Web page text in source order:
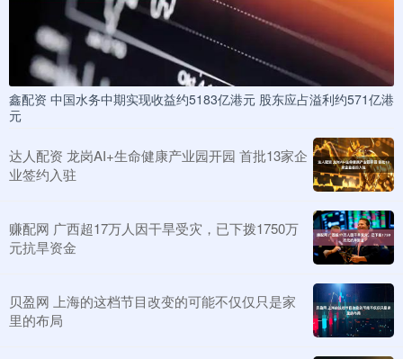
鑫配资 中国水务中期实现收益约5183亿港元 股东应占溢利约571亿港
元
达人配资 龙岗AI+生命健康产业园开园 首批13家企
业签约入驻
赚配网 广西超17万人因干旱受灾，已下拨1750万
元抗旱资金
贝盈网 上海的这档节目改变的可能不仅仅只是家
里的布局